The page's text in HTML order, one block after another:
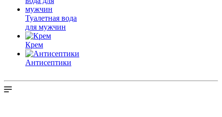
Туалетная вода
для мужчин
Крем
Антисептики